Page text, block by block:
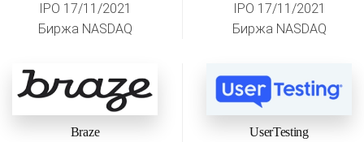
IPO 17/11/2021
Биржа NASDAQ
IPO 17/11/2021
Биржа NASDAQ
Braze
UserTesting